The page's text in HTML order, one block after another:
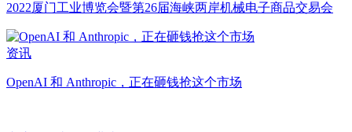
2022厦门工业博览会暨第26届海峡两岸机械电子商品交易会
资讯
OpenAI 和 Anthropic，正在砸钱抢这个市场